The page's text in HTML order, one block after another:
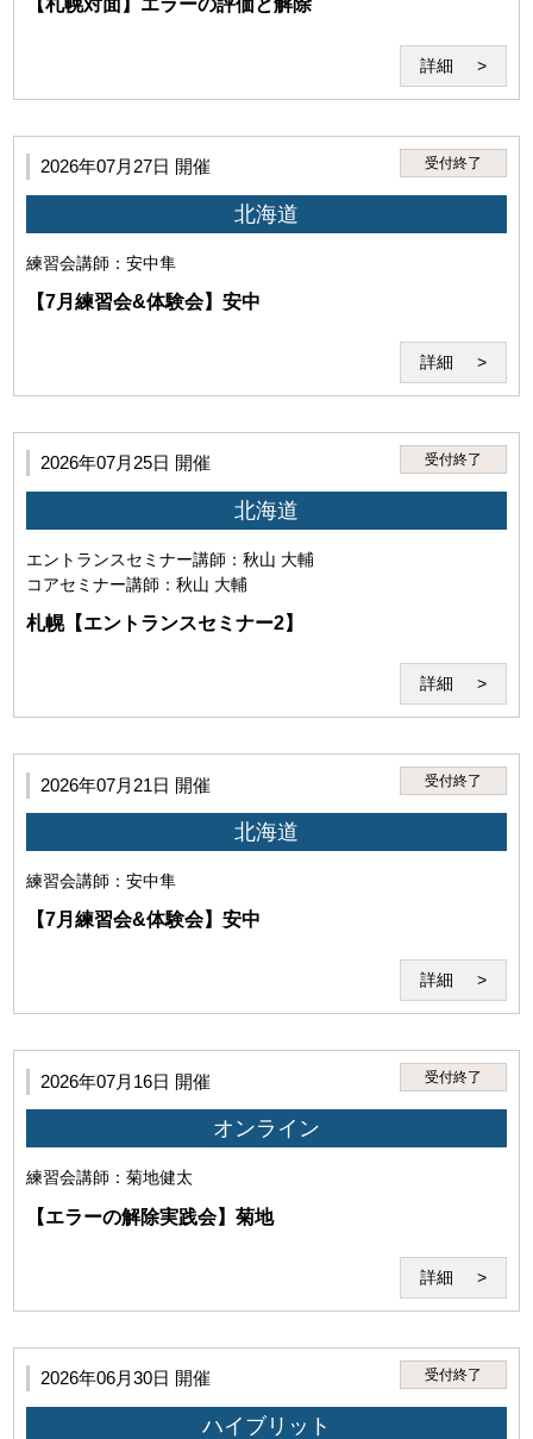
第3条（本サービスの利用者）
本サービスを利用するには、以下の全てを満たす必要があり
・本サービスの受講を希望し、本規約に同意していること。（ご
利用いただいた場合には下記の条件すべてにご同意いただいたも
のとさせていただきます。）
障がある、秩序を乱す恐れがあると認められた場合は本サービス
【札幌対面】エラーの評価と解除
詳細
2026年07月27日 開催 受付終了
北海道
練習会講師：安中隼
【7月練習会&体験会】安中
詳細
2026年07月25日 開催 受付終了
北海道
エントランスセミナー講師：秋山 大輔
コアセミナー講師：秋山 大輔
札幌【エントランスセミナー2】
詳細
2026年07月21日 開催 受付終了
北海道
練習会講師：安中隼
【7月練習会&体験会】安中
詳細
2026年07月16日 開催 受付終了
オンライン
練習会講師：菊地健太
【エラーの解除実践会】菊地
詳細
2026年06月30日 開催 受付終了
ハイブリット